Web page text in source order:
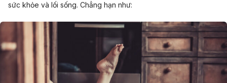
sức khỏe và lối sống. Chẳng hạn như: